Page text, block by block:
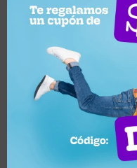
Recibí
Lunes a Viernes
095 772 214